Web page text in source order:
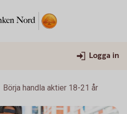
Logga in
Börja handla aktier 18-21 år